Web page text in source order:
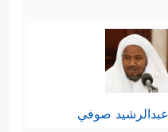
عبدالرشيد صوفي